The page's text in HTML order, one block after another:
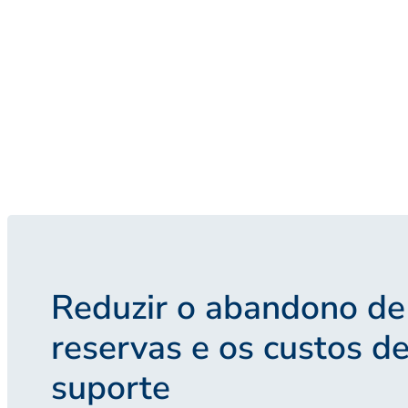
Reduzir o abandono de
reservas e os custos
suporte